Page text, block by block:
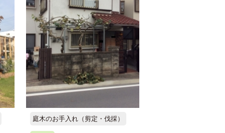
庭木のお手入れ（剪定・伐採）